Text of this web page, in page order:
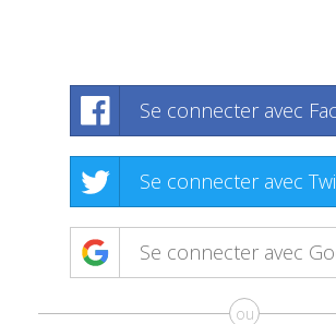
Se connecter avec
Se connecter avec
Se connecter avec
ou